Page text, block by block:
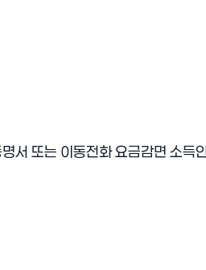
서 또는 이동전화 요금감면 소득